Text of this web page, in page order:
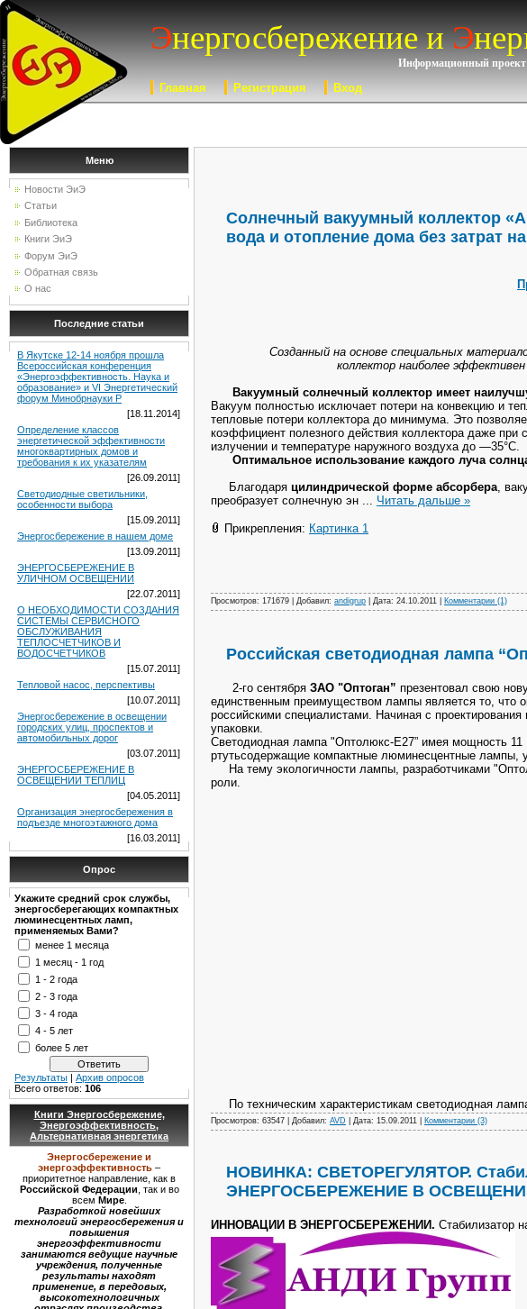
Энергосбережение и Э
Информационный
Главная Регистрация Вход
Меню
Новости ЭиЭ
Статьи
Библиотека
Книги ЭиЭ
Форум ЭиЭ
Обратная связь
О нас
Последние статьи
В Якутске 12-14 ноября прошла
Всероссийская конференция
«Энергоэффективность. Наука и
образование» и VI Энергетический
форум Минобрнауки Р
[18.11.2014]
Определение классов
энергетической эффективности
многоквартирных домов и
требования к их указателям
[26.09.2011]
Светодиодные светильники,
особенности выбора
[15.09.2011]
Энергосбережение в нашем доме
[13.09.2011]
ЭНЕРГОСБЕРЕЖЕНИЕ В
УЛИЧНОМ ОСВЕЩЕНИИ
[22.07.2011]
О НЕОБХОДИМОСТИ СОЗДАНИЯ
СИСТЕМЫ СЕРВИСНОГО
ОБСЛУЖИВАНИЯ
ТЕПЛОСЧЕТЧИКОВ И
ВОДОСЧЕТЧИКОВ
[15.07.2011]
Тепловой насос, перспективы
[10.07.2011]
Энергосбережение в освещении
городских улиц, проспектов и
автомобильных дорог
[03.07.2011]
ЭНЕРГОСБЕРЕЖЕНИЕ В
ОСВЕЩЕНИИ ТЕПЛИЦ
[04.05.2011]
Организация энергосбережения в
подъезде многоэтажного дома
[16.03.2011]
Опрос
Укажите средний срок службы,
энергосберегающих компактных
люминесцентных ламп,
применяемых Вами?
менее 1 месяца
1 месяц - 1 год
1 - 2 года
2 - 3 года
3 - 4 года
4 - 5 лет
более 5 лет
Результаты | Архив опросов
Всего ответов: 106
Книги Энергосбережение,
Энергоэффективность,
Альтернативная энергетика
Энергосбережение и
энергоэффективность –
приоритетное направление, как в
Российской Федерации , так и во
всем Мире.
Разработкой новейших
технологий энергосбережения и
повышения
энергоэффективности
занимаются ведущие научные
учреждения, полученные
результаты находят
применение, в передовых,
высокотехнологичных
Солнечный вакуумный коллектор
вода и отопление дома без затрат
Созданный на основе специальных
коллектор наиболее эффективен
Вакуумный солнечный коллектор имеет
Вакуум полностью исключает потери на конвекцию и
тепловые потери коллектора до минимума. Это
коэффициент полезного действия коллектора даже при
излучении и температуре наружного воздуха до —35°С.
Оптимальное использование каждого луча
Благодаря цилиндрической форме абсорбера,
преобразует солнечную эн ... Читать дальше »
Прикрепления: Картинка 1
Просмотров: 171679 | Добавил: andigrup | Дата: 24.10.2011 Комментарии (1)
Российская светодиодная лампа
2-го сентября ЗАО "Оптоган” презентовал свою
единственным преимуществом лампы является то, что
российскими специалистами. Начиная с
упаковки.
Светодиодная лампа "Оптолюкс-Е27” имея мощность
ртутьсодержащие компактные люминесцентные лампы,
На тему экологичности лампы, разработчиками
роли.
По техническим характеристикам светодиодная
Просмотров: 63547 | Добавил: AVD | Дата: 15.09.2011 Комментарии (3)
НОВИНКА: СВЕТОРЕГУЛЯТОР.
ЭНЕРГОСБЕРЕЖЕНИЕ В
ИННОВАЦИИ В ЭНЕРГОСБЕРЕЖЕНИИ. Стабилизатор